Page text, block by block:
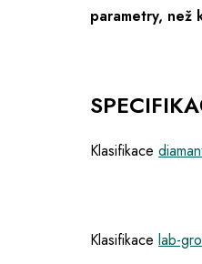
parametry, než
Klasifikace
Klasifikace lab-